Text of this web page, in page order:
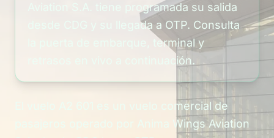
Aviation S.A. tiene programada su salida
desde CDG y su llegada a OTP. Consulta
la puerta de embarque, terminal y
retrasos en vivo a continuación.
El vuelo A2 601 es un vuelo comercial de
pasajeros operado por Anima Wings Aviation